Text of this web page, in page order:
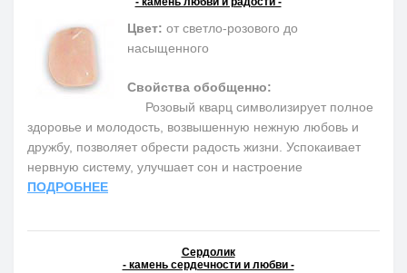
Цвет: от светло-розового до
насыщенного
Свойства обобщенно:
Розовый кварц символизирует полное
здоровье и молодость, возвышенную нежную любовь и
дружбу, позволяет обрести радость жизни. Успокаивает
нервную систему, улучшает сон и настроение
ПОДРОБНЕЕ
Сердолик
- камень сердечности и любви -